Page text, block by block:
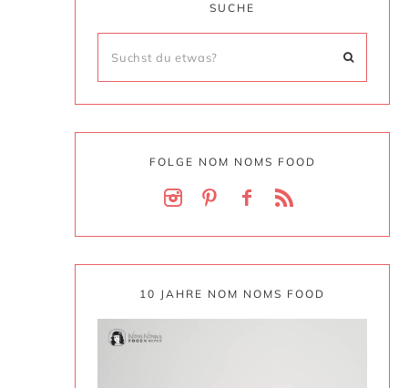
SUCHE
FOLGE NOM NOMS FOOD
10 JAHRE NOM NOMS FOOD